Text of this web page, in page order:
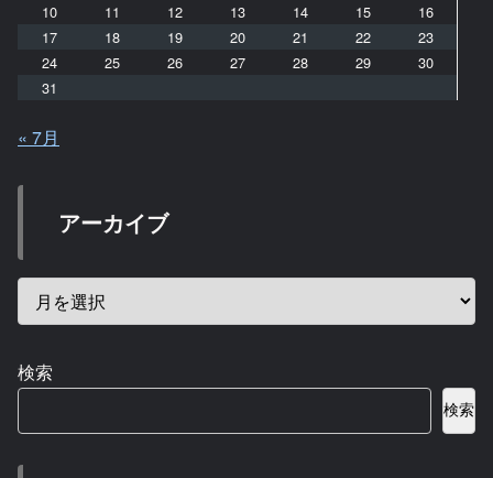
10
11 12 13 14 15
16
17
18 19 20 21 22
23
24
25 26 27 28 29
30
31
« 7月
アーカイブ
検索
検索